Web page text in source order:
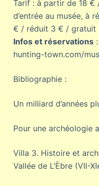
Tarif : à partir de 18 €
d’entrée au musée, à
€ / réduit 3 € / gratuit
Infos et réservations:
hunting-town.com/
Bibliographie :
Un milliard d’années
Pour une archéologie
Villa 3. Histoire et
Vallée de L’Èbre (VII-